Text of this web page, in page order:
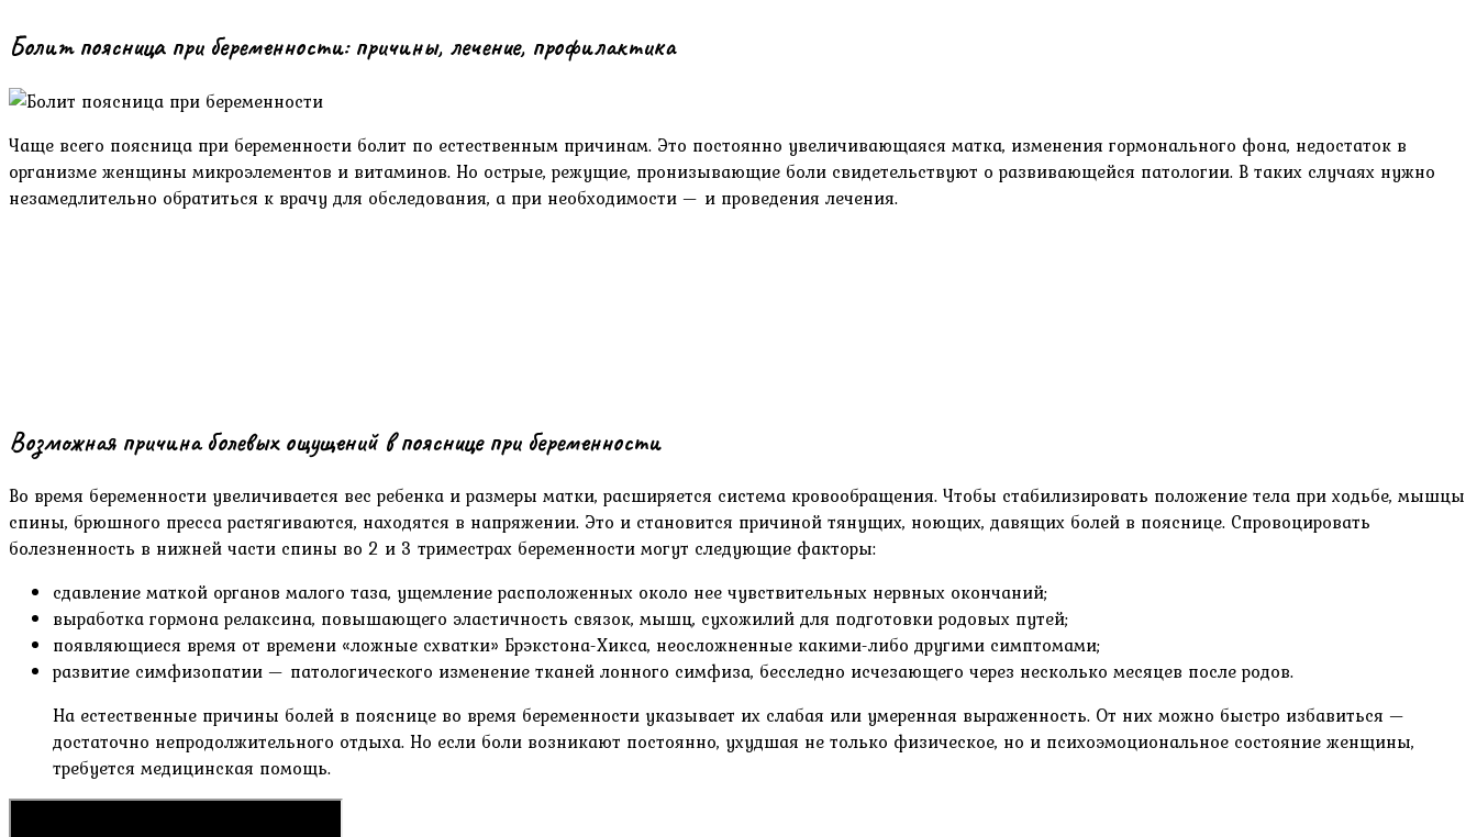
Болит поясница при беременности: причины, лечение, профилактика
Чаще всего поясница при беременности болит по естественным причинам. Это постоянно увеличивающаяся матка, изменения гормонального фона, недостаток в
организме женщины микроэлементов и витаминов. Но острые, режущие, пронизывающие боли свидетельствуют о развивающейся патологии. В таких случаях нужно
незамедлительно обратиться к врачу для обследования, а при необходимости — и проведения лечения.
Возможная причина болевых ощущений в пояснице при беременности
Во время беременности увеличивается вес ребенка и размеры матки, расширяется система кровообращения. Чтобы стабилизировать положение тела при ходьбе, мышцы
спины, брюшного пресса растягиваются, находятся в напряжении. Это и становится причиной тянущих, ноющих, давящих болей в пояснице. Спровоцировать
болезненность в нижней части спины во 2 и 3 триместрах беременности могут следующие факторы:
сдавление маткой органов малого таза, ущемление расположенных около нее чувствительных нервных окончаний;
выработка гормона релаксина, повышающего эластичность связок, мышц, сухожилий для подготовки родовых путей;
появляющиеся время от времени «ложные схватки» Брэкстона-Хикса, неосложненные какими-либо другими симптомами;
развитие симфизопатии — патологического изменение тканей лонного симфиза, бесследно исчезающего через несколько месяцев после родов.
На естественные причины болей в пояснице во время беременности указывает их слабая или умеренная выраженность. От них можно быстро избавиться —
достаточно непродолжительного отдыха. Но если боли возникают постоянно, ухудшая не только физическое, но и психоэмоциональное состояние женщины,
требуется медицинская помощь.